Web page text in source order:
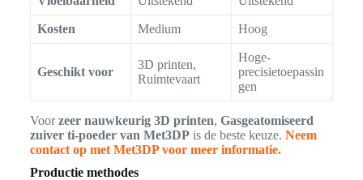
Kosten Medium Hoog
Geschikt voor
3D printen,
Ruimtevaart
Hoge-
precisietoepassin
gen
Voorzeer nauwkeurig 3D printen, Gasgeatomiseerd
zuiver ti-poeder van Met3DPis de beste keuze. Neem
contact op met Met3DP voor meer informatie.
Productie methodes